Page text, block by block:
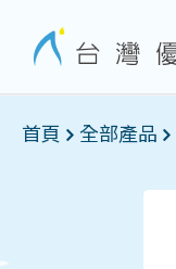
首頁 全部產品